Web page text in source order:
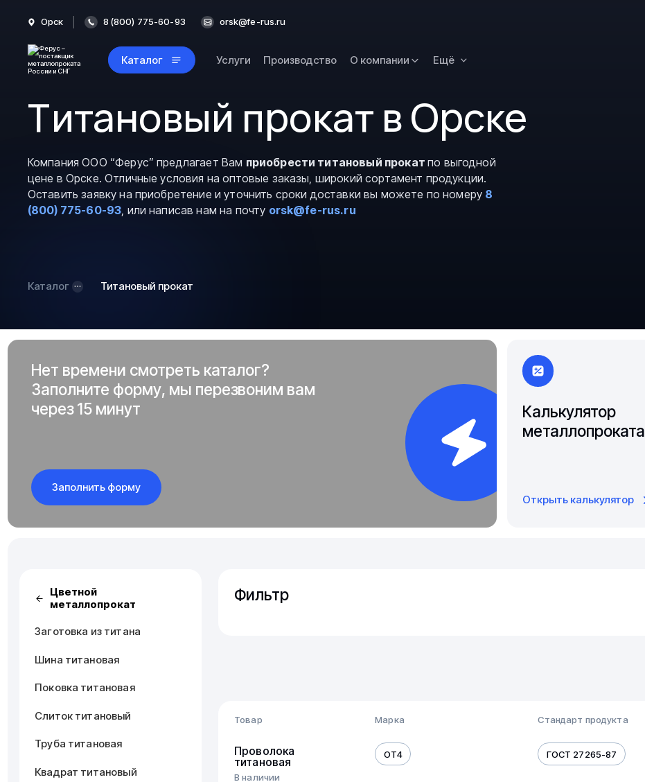
Орск 8 (800) 775-60-93 orsk@fe-rus.ru
Каталог Услуги Производство О компании Ещё
Титановый прокат в Орске
Компания ООО “Ферус” предлагает Вам приобрести титановый прокатпо выгодной
цене в Орске. Отличные условия на оптовые заказы, широкий сортамент продукции.
Оставить заявку на приобретение и уточнить сроки доставки вы можете по номеру 8
(800) 775-60-93, или написав нам на почту orsk@fe-rus.ru
Каталог Титановый прокат
Нет времени смотреть каталог?
Заполните форму, мы перезвоним вам
через 15 минут
Заполнить форму
Калькулятор
металлопроката
Открыть калькулятор
Цветной
металлопрокат
Заготовка из титана
Шина титановая
Поковка титановая
Слиток титановый
Труба титановая
Квадрат титановый
Фильтр
Товар Марка Стандарт продукта
Проволока
титановая
В наличии
ОТ4 ГОСТ 27265-87